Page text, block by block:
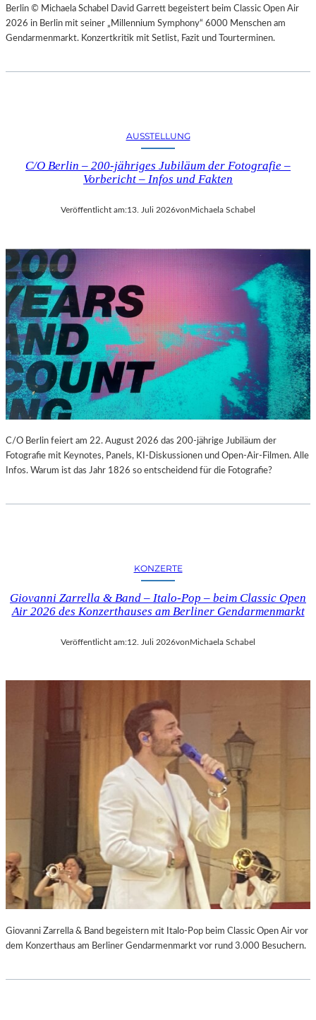
Berlin © Michaela Schabel David Garrett begeistert beim Classic Open Air
2026 in Berlin mit seiner „Millennium Symphony“ 6000 Menschen am
Gendarmenmarkt. Konzertkritik mit Setlist, Fazit und Tourterminen.
AUSSTELLUNG
C/O Berlin – 200-jähriges Jubiläum der Fotografie –
Vorbericht – Infos und Fakten
Veröffentlicht am:13. Juli 2026von Michaela Schabel
C/O Berlin feiert am 22. August 2026 das 200-jährige Jubiläum der
Fotografie mit Keynotes, Panels, KI-Diskussionen und Open-Air-Filmen. Alle
Infos. Warum ist das Jahr 1826 so entscheidend für die Fotografie?
KONZERTE
Giovanni Zarrella & Band – Italo-Pop – beim Classic Open
Air 2026 des Konzerthauses am Berliner Gendarmenmarkt
Veröffentlicht am:12. Juli 2026von Michaela Schabel
Giovanni Zarrella & Band begeistern mit Italo-Pop beim Classic Open Air vor
dem Konzerthaus am Berliner Gendarmenmarkt vor rund 3.000 Besuchern.